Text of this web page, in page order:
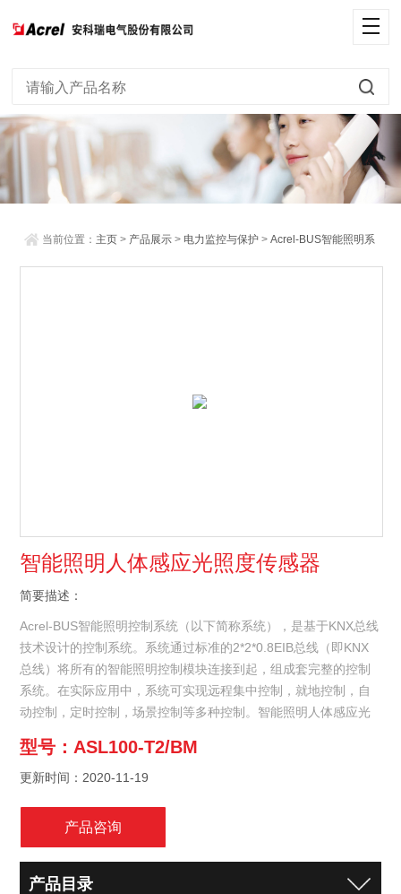
当前位置： 主页 > 产品展示 > 电力监控与保护 >Acrel-BUS智能照明系
智能照明人体感应光照度传感器
简要描述：
Acrel-BUS智能照明控制系统（以下简称系统），是基于KNX总线
技术设计的控制系统。系统通过标准的2*2*0.8EIB总线（即KNX
总线）将所有的智能照明控制模块连接到起，组成套完整的控制
系统。在实际应用中，系统可实现远程集中控制，就地控制，自
动控制，定时控制，场景控制等多种控制。智能照明人体感应光
型号：ASL100-T2/BM
更新时间：2020-11-19
产品咨询
产品目录